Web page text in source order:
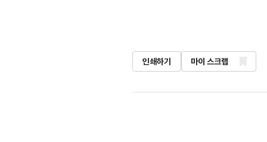
인쇄하기 마이 스크랩